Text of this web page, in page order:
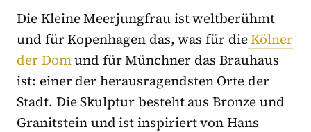
Die Kleine Meerjungfrau ist weltberühmt
und für Kopenhagen das, was für dieKölner
der Domund für Münchner das Brauhaus
ist: einer der herausragendsten Orte der
Stadt. Die Skulptur besteht aus Bronze und
Granitstein und ist inspiriert von Hans